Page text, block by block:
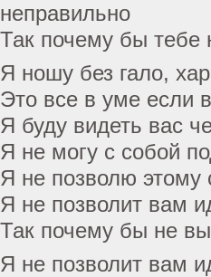
неправильно
Так почему бы тебе
Я ношу без гало,
Это все в уме если
Я буду видеть вас
Я не могу с собой
Я не позволю этому
Я не позволит вам
Так почему бы не
Я не позволит вам